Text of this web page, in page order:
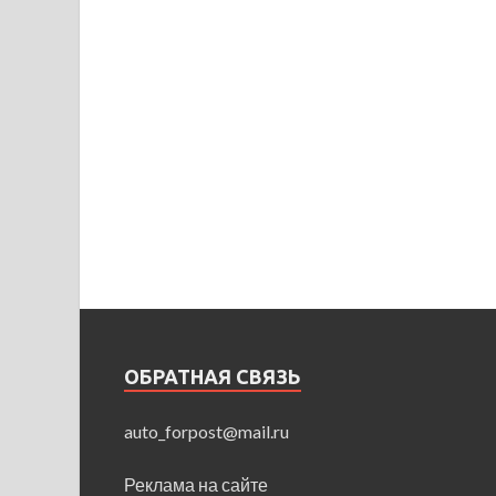
ОБРАТНАЯ СВЯЗЬ
auto_forpost@mail.ru
Реклама на сайте